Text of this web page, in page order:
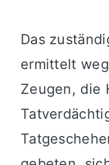
Das
ermittelt
Zeugen, die